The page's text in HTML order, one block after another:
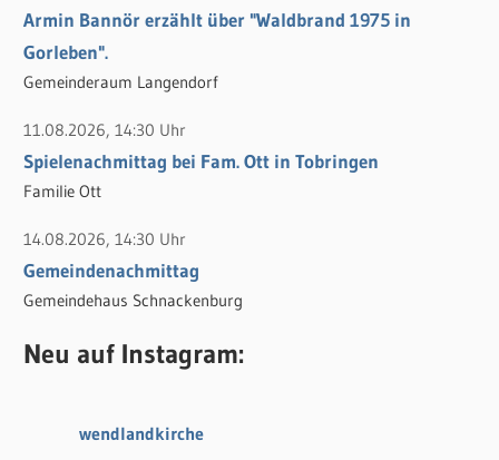
Armin Bannör erzählt über "Waldbrand 1975 in
Gorleben".
Gemeinderaum Langendorf
11.08.2026, 14:30 Uhr
Spielenachmittag bei Fam. Ott in Tobringen
Familie Ott
14.08.2026, 14:30 Uhr
Gemeindenachmittag
Gemeindehaus Schnackenburg
Neu auf Instagram:
wendlandkirche